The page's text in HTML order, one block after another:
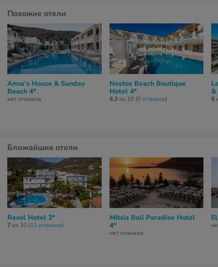
Похожие отели
Anna's House & Sunday
Beach 4*
нет отзывов
Nostos Beach Boutique
Hotel 4*
6,3из 10 (8 отзывов)
&
6
Ближайшие отели
Resol Hotel 3*
7 из 10 (11 отзывов)
Mitsis Bali Paradise Hotel
4*
нет отзывов